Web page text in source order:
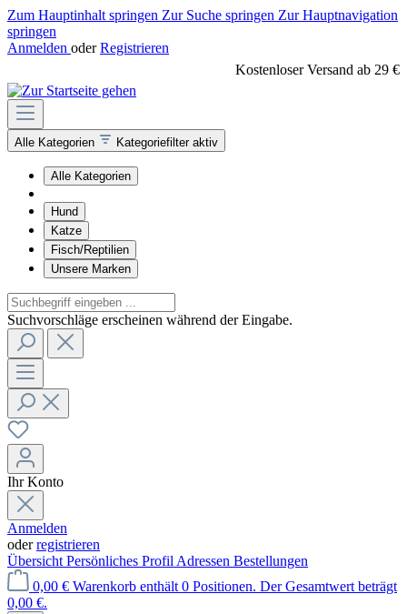
Zum Hauptinhalt springen Zur Suche springen Zur Hauptnavigation
springen
Anmelden oder Registrieren
Kostenloser Versand ab 29 €
Alle Kategorien Kategoriefilter aktiv
Alle Kategorien
Hund
Katze
Fisch/Reptilien
Unsere Marken
Suchvorschläge erscheinen während der Eingabe.
Ihr Konto
Anmelden
oderregistrieren
Übersicht Persönliches Profil Adressen Bestellungen
0,00 € Warenkorb enthält 0 Positionen. Der Gesamtwert beträgt
0,00 €.